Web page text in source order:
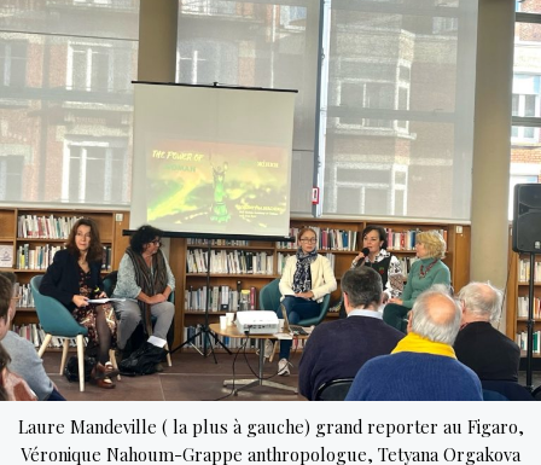
investigation
des
ressorts
travail
domestique
chez
les
grandes
fortunes
Laure Mandeville ( la plus à gauche) grand reporter au Figaro,
Véronique Nahoum-Grappe anthropologue, Tetyana Orgakova